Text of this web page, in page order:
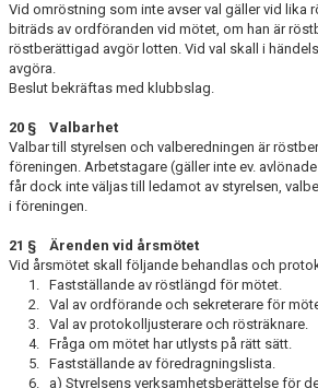
Vid omröstning som inte avser val gäller vid lika
biträds av ordföranden vid mötet, om han är
röstberättigad avgör lotten. Vid val skall i
avgöra.
Beslut bekräftas med klubbslag.
20 § Valbarhet
Valbar till styrelsen och valberedningen är
föreningen. Ar­betstagare (gäller inte ev.
får dock inte väljas till ledamot av styrelsen,
i föreningen.
21 § Ärenden vid årsmötet
Vid årsmötet skall följande behandlas och
1. Fastställande av röstlängd för mötet.
2. Val av ordförande och sekreterare för
3. Val av protokolljusterare och rösträknare.
4. Fråga om mötet har utlysts på rätt sätt.
5. Fastställande av föredragningslista.
6. a) Styrelsens verksamhetsberättelse för